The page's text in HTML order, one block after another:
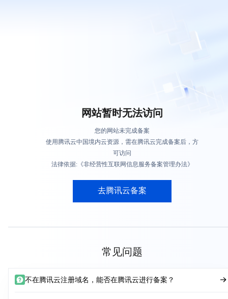
网站暂时无法访问
您的网站未完成备案
使用腾讯云中国境内云资源，需在腾讯云完成备案后，方
可访问
法律依据:《非经营性互联网信息服务备案管理办法》
去腾讯云备案
常见问题
不在腾讯云注册域名，能否在腾讯云进行备案？